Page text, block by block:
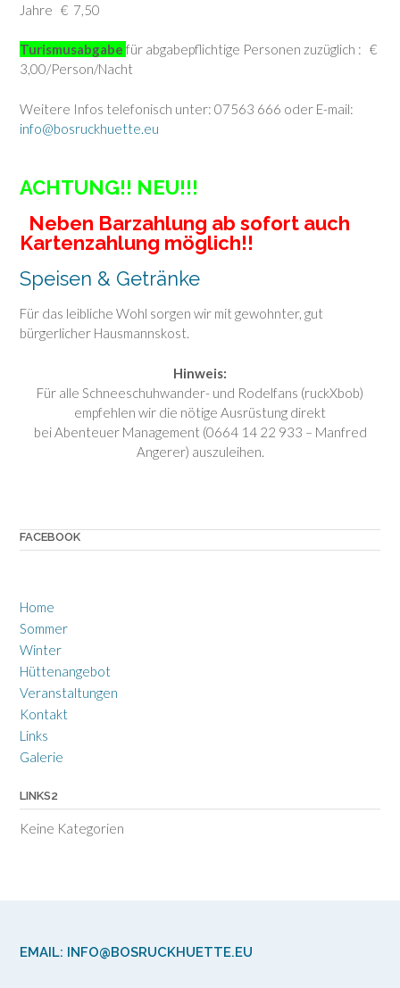
Jahre € 7,50
Turismusabgabe für abgabepflichtige Personen zuzüglich : €
3,00/Person/Nacht
Weitere Infos telefonisch unter: 07563 666 oder E-mail:
info@bosruckhuette.eu
ACHTUNG!! NEU!!!
Neben Barzahlung ab sofort auch
Kartenzahlung möglich!!
Speisen & Getränke
Für das leibliche Wohl sorgen wir mit gewohnter, gut
bürgerlicher Hausmannskost.
Hinweis:
Für alle Schneeschuhwander- und Rodelfans (ruckXbob)
empfehlen wir die nötige Ausrüstung direkt
bei Abenteuer Management (0664 14 22 933 – Manfred
Angerer) auszuleihen.
FACEBOOK
Home
Sommer
Winter
Hüttenangebot
Veranstaltungen
Kontakt
Links
Galerie
LINKS2
Keine Kategorien
EMAIL: INFO@BOSRUCKHUETTE.EU